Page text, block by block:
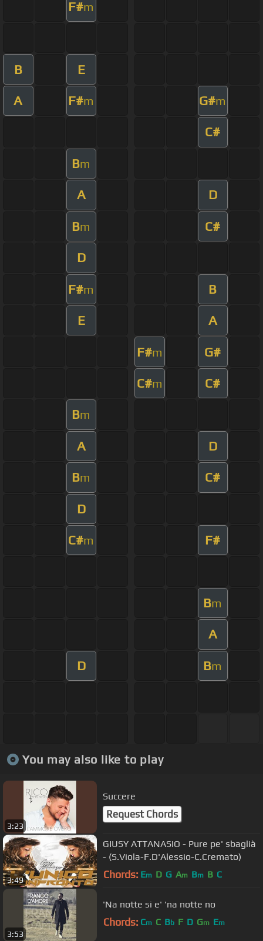
F#m
B E
A F#m G#m
C#
Bm
A D
Bm C#
D
F#m B
E A
F#m G#
C#m C#
Bm
A D
Bm C#
D
C#m F#
Bm
A
D Bm
You may also like to play
3:23
Succere
Request Chords
3:49
GIUSY ATTANASIO - Pure pe' sbaglià
- (S.Viola-F.D'Alessio-C.Cremato)
Chords: Em D G Am Bm B C
3:53
'Na notte si e' 'na notte no
Chords: Cm C Bb F D Gm Em